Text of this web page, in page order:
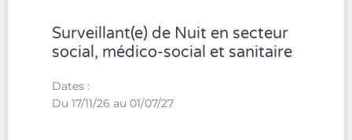
Surveillant(e) de Nuit en secteur
social, médico-social et sanitaire
Dates :
Du 17/11/26 au 01/07/27